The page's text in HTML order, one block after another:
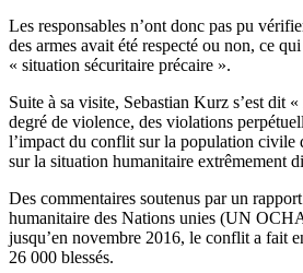
Les responsables n’ont donc pas pu
des armes avait été respecté ou non, ce
« situation sécuritaire précaire ».
Suite à sa visite, Sebastian Kurz s’est dit
degré de violence, des violations
l’impact du conflit sur la population civile
sur la situation humanitaire extrêmement
Des commentaires soutenus par un
humanitaire des Nations unies (UN
jusqu’en novembre 2016, le conflit a fait
26 000 blessés.